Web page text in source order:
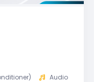
Audio